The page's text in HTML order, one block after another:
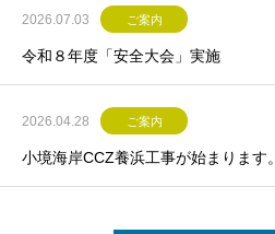
2026.07.03 ご案内
令和８年度「安全大会」実施
2026.04.28 ご案内
小境海岸CCZ養浜工事が始まります。